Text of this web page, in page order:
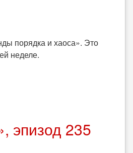
порядка и хаоса». Это
неделе.
эпизод 235